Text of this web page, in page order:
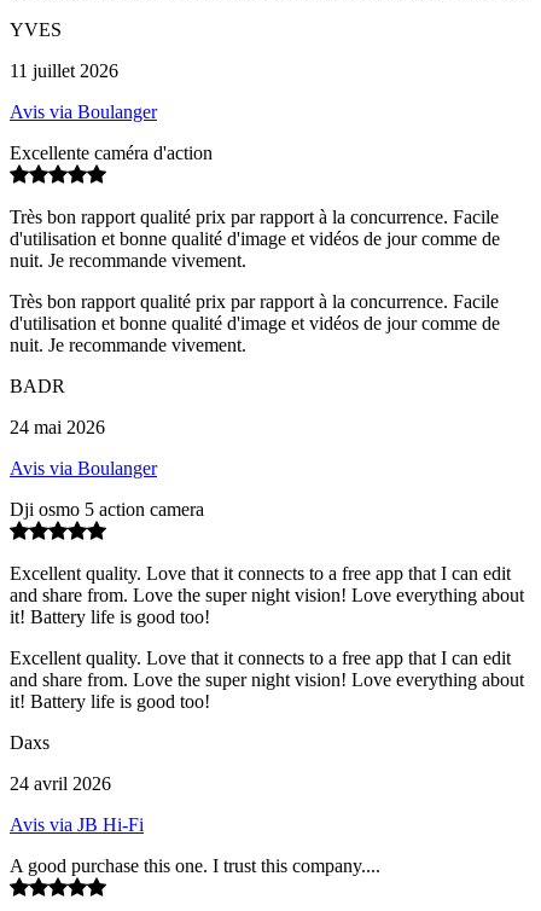
YVES
11 juillet 2026
Avis via Boulanger
Excellente caméra d'action
Très bon rapport qualité prix par rapport à la concurrence. Facile
d'utilisation et bonne qualité d'image et vidéos de jour comme de
nuit. Je recommande vivement.
Très bon rapport qualité prix par rapport à la concurrence. Facile
d'utilisation et bonne qualité d'image et vidéos de jour comme de
nuit. Je recommande vivement.
BADR
24 mai 2026
Avis via Boulanger
Dji osmo 5 action camera
Excellent quality. Love that it connects to a free app that I can edit
and share from. Love the super night vision! Love everything about
it! Battery life is good too!
Excellent quality. Love that it connects to a free app that I can edit
and share from. Love the super night vision! Love everything about
it! Battery life is good too!
Daxs
24 avril 2026
Avis via JB Hi-Fi
A good purchase this one. I trust this company....